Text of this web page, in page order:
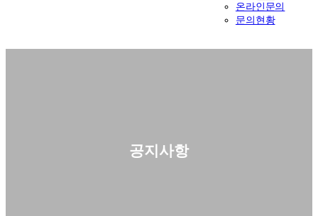
온라인문의
문의현황
공지사항